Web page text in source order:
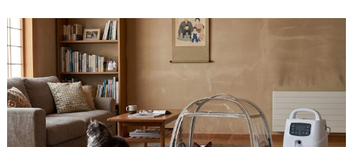
ご利用ガイド
ユニコムについて
会社情報
アクセス